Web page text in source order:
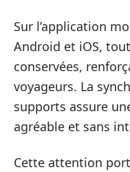
Sur l’application
Android et iOS,
conservées,
voyageurs. La
supports assure
agréable et sans
Cette attention